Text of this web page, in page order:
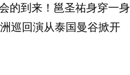
的到来！邕圣祐身穿一身
巡回演从泰国曼谷掀开